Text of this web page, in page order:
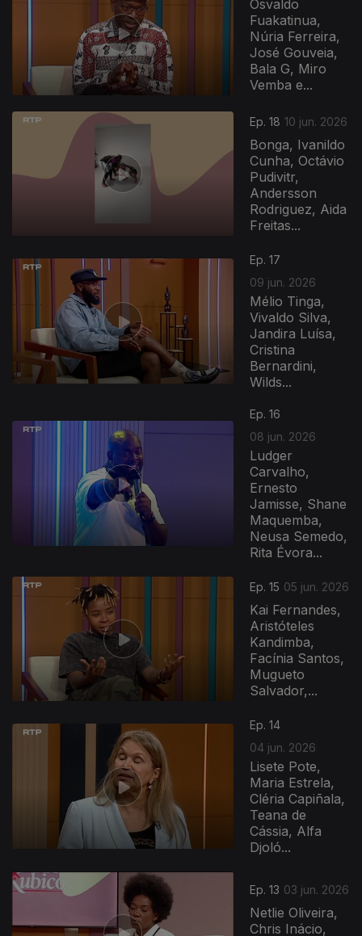
Osvaldo
Fuakatinua,
Núria Ferreira,
José Gouveia,
Bala G, Miro
Vemba e...
Ep. 18 10 jun. 2026
Bonga, Ivanildo
Cunha, Octávio
Pudivitr,
Andersson
Rodriguez, Aida
Freitas...
Ep. 17
09 jun. 2026
Mélio Tinga,
Vivaldo Silva,
Jandira Luísa,
Cristina
Bernardini,
Wilds...
Ep. 16
08 jun. 2026
Ludger
Carvalho,
Ernesto
Jamisse, Shane
Maquemba,
Neusa Semedo,
Rita Évora...
Ep. 15 05 jun. 2026
Kai Fernandes,
Aristóteles
Kandimba,
Facínia Santos,
Mugueto
Salvador,...
Ep. 14
04 jun. 2026
Lisete Pote,
Maria Estrela,
Cléria Capiñala,
Teana de
Cássia, Alfa
Djoló...
Ep. 13 03 jun. 2026
Netlie Oliveira,
Chris Inácio,
933866